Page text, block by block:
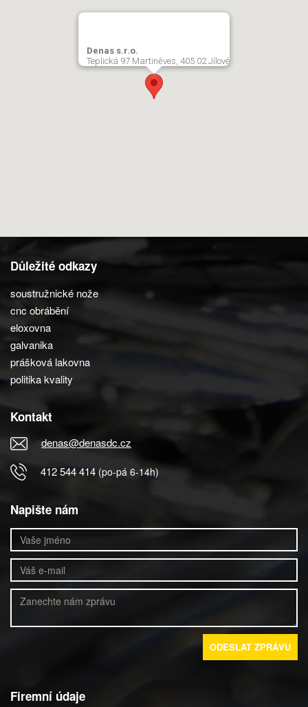
Denas s.r.o.
Teplická 97 Martiněves, 405 02 Jílové
Důležité odkazy
soustružnické nože
cnc obrábění
eloxovna
galvanika
prášková lakovna
politika kvality
Kontakt
denas@denasdc.cz
412 544 414 (po-pá 6-14h)
Napište nám
ODESLAT ZPRÁVU
Firemní údaje